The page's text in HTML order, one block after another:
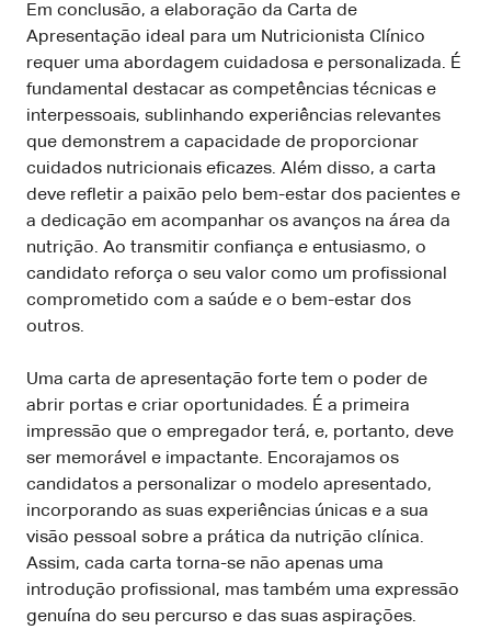
Em conclusão, a elaboração da Carta de
Apresentação ideal para um Nutricionista Clínico
requer uma abordagem cuidadosa e personalizada. É
fundamental destacar as competências técnicas e
interpessoais, sublinhando experiências relevantes
que demonstrem a capacidade de proporcionar
cuidados nutricionais eficazes. Além disso, a carta
deve refletir a paixão pelo bem-estar dos pacientes e
a dedicação em acompanhar os avanços na área da
nutrição. Ao transmitir confiança e entusiasmo, o
candidato reforça o seu valor como um profissional
comprometido com a saúde e o bem-estar dos
outros.
Uma carta de apresentação forte tem o poder de
abrir portas e criar oportunidades. É a primeira
impressão que o empregador terá, e, portanto, deve
ser memorável e impactante. Encorajamos os
candidatos a personalizar o modelo apresentado,
incorporando as suas experiências únicas e a sua
visão pessoal sobre a prática da nutrição clínica.
Assim, cada carta torna-se não apenas uma
introdução profissional, mas também uma expressão
genuína do seu percurso e das suas aspirações.